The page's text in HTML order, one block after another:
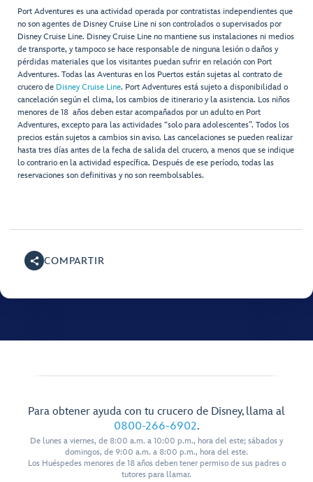
Port Adventures es una actividad operada por contratistas independientes que
no son agentes de Disney Cruise Line ni son controlados o supervisados por
Disney Cruise Line. Disney Cruise Line no mantiene sus instalaciones ni medios
de transporte, y tampoco se hace responsable de ninguna lesión o daños y
pérdidas materiales que los visitantes puedan sufrir en relación con Port
Adventures. Todas las Aventuras en los Puertos están sujetas al contrato de
crucero de Disney Cruise Line. Port Adventures está sujeto a disponibilidad o
cancelación según el clima, los cambios de itinerario y la asistencia. Los niños
menores de 18 años deben estar acompañados por un adulto en Port
Adventures, excepto para las actividades “solo para adolescentes”. Todos los
precios están sujetos a cambios sin aviso. Las cancelaciones se pueden realizar
hasta tres días antes de la fecha de salida del crucero, a menos que se indique
lo contrario en la actividad específica. Después de ese período, todas las
reservaciones son definitivas y no son reembolsables.
COMPARTIR
Para obtener ayuda con tu crucero de Disney, llama al
0800-266-6902.
De lunes a viernes, de 8:00 a.m. a 10:00 p.m., hora del este; sábados y
domingos, de 9:00 a.m. a 8:00 p.m., hora del este.
Los Huéspedes menores de 18 años deben tener permiso de sus padres o
tutores para llamar.